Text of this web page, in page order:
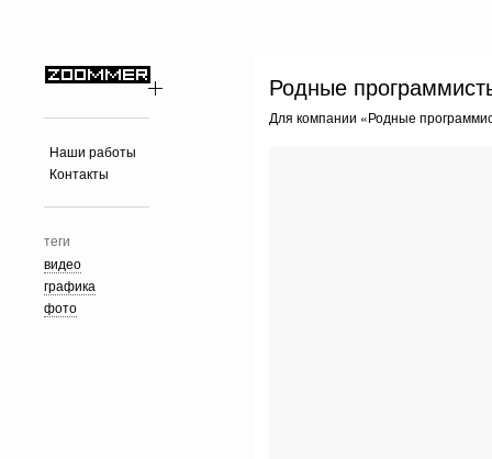
Наши работы
Контакты
теги
видео
графика
фото
Родные
Для компании «Родные